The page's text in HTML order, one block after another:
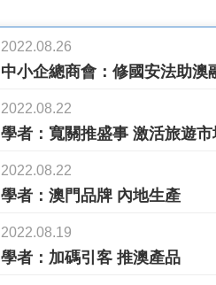
2022.08.26
中小企總商會：修國安法助澳
2022.08.22
學者：寬關推盛事 激活旅遊市
2022.08.22
學者：澳門品牌 內地生產
2022.08.19
學者：加碼引客 推澳產品